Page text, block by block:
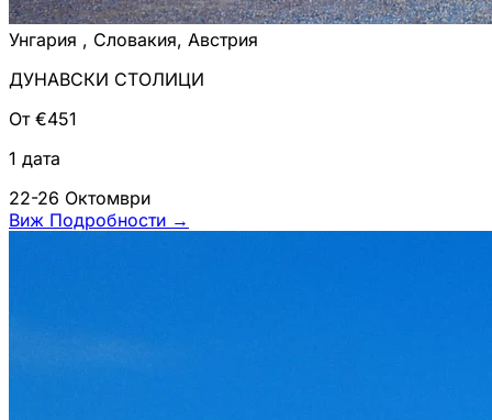
Унгария , Словакия, Австрия
ДУНАВСКИ СТОЛИЦИ
От €451
1 дата
22-26 Октомври
Виж Подробности →